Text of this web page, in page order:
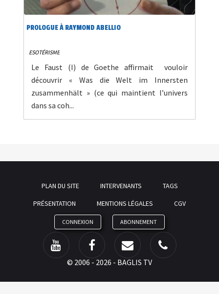
PROLOGUE À RAYMOND ABELLIO
ESOTÉRISME
Le Faust (I) de Goethe affirmait vouloir
découvrir « Was die Welt im Innersten
zusammenhält » (ce qui maintient l’univers
dans sa coh...
PLAN DU SITE INTERVENANTS
TAGS
PRÉSENTATION
MENTIONS LÉGALES CGV
CONNEXION ABONNEMENT
© 2006 - 2026 - BAGLIS TV